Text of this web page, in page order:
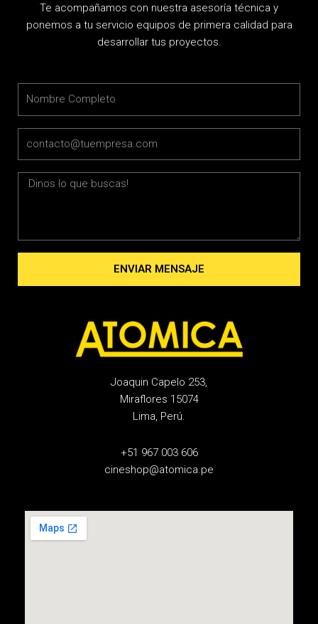
Te acompañamos con nuestra asesoría técnica y
ponemos a tu servicio equipos de primera calidad para
desarrollar tus proyectos.
Message
ENVIAR MENSAJE
Joaquin Capelo 253,
Miraflores 15074
Lima, Perú.
+51 967 003 606
cineshop@atomica.pe